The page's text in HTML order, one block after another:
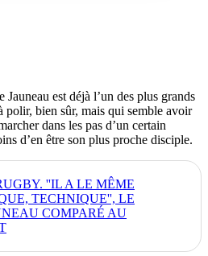
est déjà l’un des plus grands
polir, bien sûr, mais qui semble avoir
dans les pas d’un certain
d’en être son plus proche disciple.
''IL A LE MÊME
TECHNIQUE'', LE
COMPARÉ AU